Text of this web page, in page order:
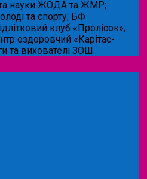
науки ЖОДА та ЖМР;
та спорту; БФ
клуб «Пролісок»;
оздоровчий «Карітас-
та вихователі ЗОШ.